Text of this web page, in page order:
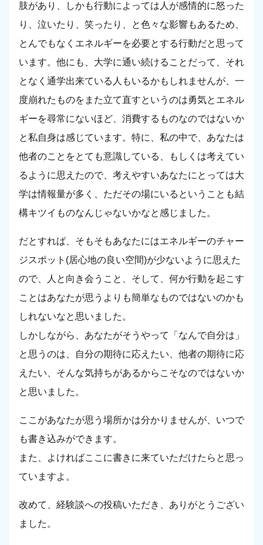
肢があり、しかも行動によっては人が感情的に怒った
り、泣いたり、笑ったり、と色々な影響もあるため、
とんでもなくエネルギーを必要とする行動だと思って
います。他にも、大学に通い続けることだって、それ
となく通学出来ている人もいるかもしれませんが、一
度崩れたものをまた立て直すというのは勇気とエネル
ギーを尋常にないほど、消費するものなのではないか
と私自身は感じています。特に、私の中で、あなたは
他者のことをとても意識している、もしくは考えてい
るように思えたので、考えやすいあなたにとっては大
学は情報量が多く、ただその場にいるということも結
構キツイものなんじゃないかなと感じました。
だとすれば、そもそもあなたにはエネルギーのチャー
ジスポット(居心地の良い空間)が少ないように思えた
ので、人と向き会うこと、そして、何か行動を起こす
ことはあなたが思うよりも簡単なものではないのかも
しれないなと思いました。
しかしながら、あなたがそうやって「なんで自分は」
と思うのは、自分の期待に応えたい、他者の期待に応
えたい、そんな気持ちがあるからこそなのではないか
と思いました。
ここがあなたが思う場所かは分かりませんが、いつで
も書き込みができます。
また、よければここに書きに来ていただけたらと思っ
ていますよ。
改めて、経験談への投稿いただき、ありがとうござい
ました。